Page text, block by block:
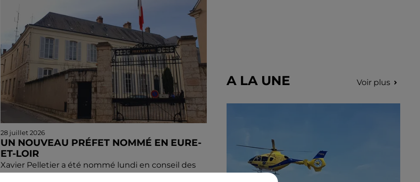
28 juillet 2026
UN NOUVEAU PRÉFET NOMMÉ EN EURE-
ET-LOIR
Xavier Pelletier a été nommé lundi en conseil des
A LA UNE Voir plus